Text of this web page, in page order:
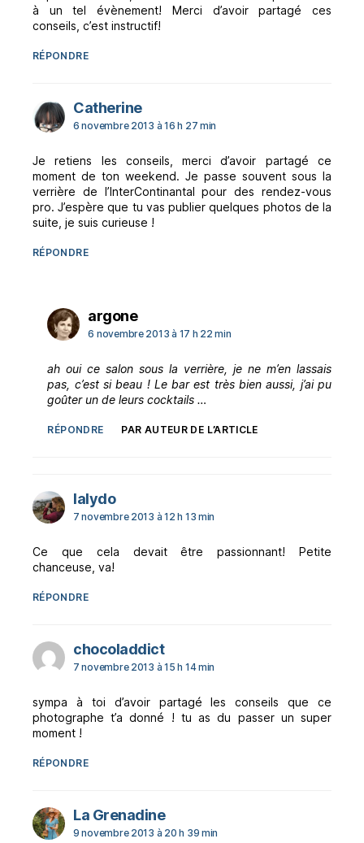
à un tel évènement! Merci d’avoir partagé ces
conseils, c’est instructif!
RÉPONDRE
Catherinedit :
6 novembre 2013 à 16 h 27 min
Je retiens les conseils, merci d’avoir partagé ce
moment de ton weekend. Je passe souvent sous la
verrière de l’InterContinantal pour des rendez-vous
pro. J’espère que tu vas publier quelques photos de la
suite, je suis curieuse !
RÉPONDRE
argonedit :
6 novembre 2013 à 17 h 22 min
ah oui ce salon sous la verrière, je ne m’en lassais
pas, c’est si beau ! Le bar est très bien aussi, j’ai pu
goûter un de leurs cocktails …
RÉPONDRE PAR AUTEUR DE L’ARTICLE
lalydodit :
7 novembre 2013 à 12 h 13 min
Ce que cela devait être passionnant! Petite
chanceuse, va!
RÉPONDRE
chocoladdictdit :
7 novembre 2013 à 15 h 14 min
sympa à toi d’avoir partagé les conseils que ce
photographe t’a donné ! tu as du passer un super
moment !
RÉPONDRE
La Grenadinedit :
9 novembre 2013 à 20 h 39 min